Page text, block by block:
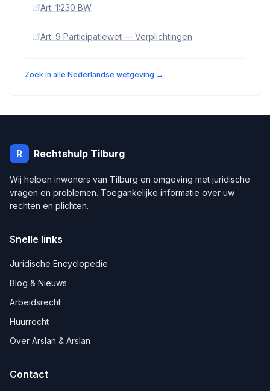
Art. 1:230 BW
Art. 9 Participatiewet — Verplichtingen
Zoek in alle Nederlandse wetgeving →
R Rechtshulp Tilburg
Wij helpen inwoners van Tilburg en omgeving met juridische
vragen en problemen. Toegankelijke informatie over uw
rechten en plichten.
Snelle links
Juridische Encyclopedie
Blog & Nieuws
Arbeidsrecht
Huurrecht
Over Arslan & Arslan
Contact